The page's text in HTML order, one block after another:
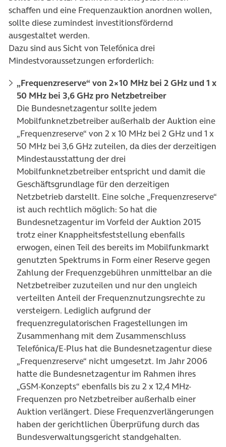
schaffen und eine Frequenzauktion anordnen wollen,
sollte diese zumindest investitionsfördernd
ausgestaltet werden.
Dazu sind aus Sicht von Telefónica drei
Mindestvoraussetzungen erforderlich:
„Frequenzreserve“ von 2×10 MHz bei 2 GHz und 1 x
50 MHz bei 3,6 GHz pro Netzbetreiber
Die Bundesnetzagentur sollte jedem
Mobilfunknetzbetreiber außerhalb der Auktion eine
„Frequenzreserve“ von 2 x 10 MHz bei 2 GHz und 1 x
50 MHz bei 3,6 GHz zuteilen, da dies der derzeitigen
Mindestausstattung der drei
Mobilfunknetzbetreiber entspricht und damit die
Geschäftsgrundlage für den derzeitigen
Netzbetrieb darstellt. Eine solche „Frequenzreserve“
ist auch rechtlich möglich: So hat die
Bundesnetzagentur im Vorfeld der Auktion 2015
trotz einer Knappheitsfeststellung ebenfalls
erwogen, einen Teil des bereits im Mobilfunkmarkt
genutzten Spektrums in Form einer Reserve gegen
Zahlung der Frequenzgebühren unmittelbar an die
Netzbetreiber zuzuteilen und nur den ungleich
verteilten Anteil der Frequenznutzungsrechte zu
versteigern. Lediglich aufgrund der
frequenzregulatorischen Fragestellungen im
Zusammenhang mit dem Zusammenschluss
Telefónica/E-Plus hat die Bundesnetzagentur diese
„Frequenzreserve“ nicht umgesetzt. Im Jahr 2006
hatte die Bundesnetzagentur im Rahmen ihres
„GSM-Konzepts“ ebenfalls bis zu 2 x 12,4 MHz-
Frequenzen pro Netzbetreiber außerhalb einer
Auktion verlängert. Diese Frequenzverlängerungen
haben der gerichtlichen Überprüfung durch das
Bundesverwaltungsgericht standgehalten.